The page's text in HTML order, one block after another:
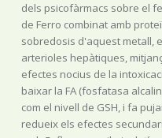
dels psicofàrmacs sobre el
de Ferro combinat amb
sobredosis d'aquest metall,
arterioles hepàtiques,
efectes nocius de la
baixar la FA (fosfatasa
com el nivell de GSH, i fa
redueix els efectes